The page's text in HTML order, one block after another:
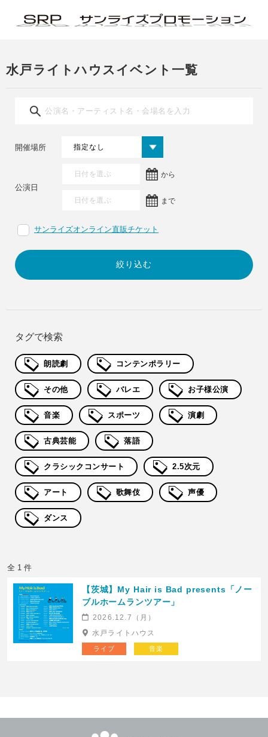
水戸ライトハウスイベント一覧
公演日
から
まで
開催場所
サンライズオンライン直販チケット
タグで検索
朗読劇 コンテンポラリー
その他 バレエ お子様公演
音楽 スポーツ 演劇
古典芸能 落語
クラシックコンサート 2.5次元
アート 歌舞伎 声優
ダンス
全 1 件
【茨城】My Hair is Bad presents「ノー
ブルホームランツアー」
2026.12.7（月）
水戸ライトハウス
ライブ 音楽